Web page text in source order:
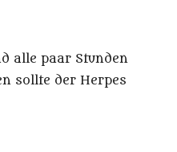
alle paar Stunden
sollte der Herpes